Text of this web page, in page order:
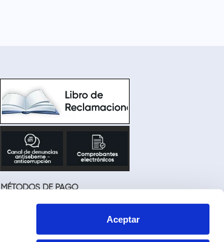
Aceptar
MÉTODOS DE PAGO